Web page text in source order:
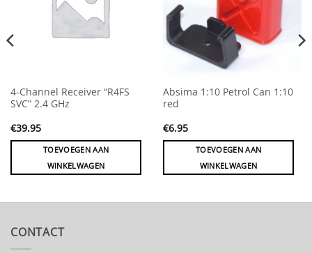
4-Channel Receiver “R4FS
SVC” 2.4 GHz
€39.95
TOEVOEGEN AAN
WINKELWAGEN
Absima 1:10 Petrol Can 1:10
red
€6.95
TOEVOEGEN AAN
WINKELWAGEN
CONTACT